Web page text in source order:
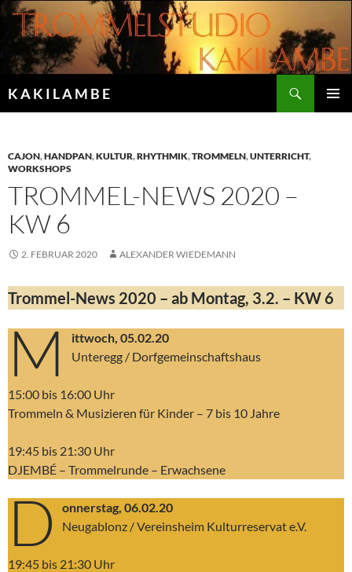
Zum
Inhalt
springen
K A K I L A M B E
CAJON,HANDPAN,KULTUR,RHYTHMIK,TROMMELN,UNTERRICHT,
WORKSHOPS
TROMMEL-NEWS 2020 –
KW 6
2. FEBRUAR 2020 ALEXANDER WIEDEMANN
Trommel-News 2020 – ab Montag, 3.2. – KW 6
M ittwoch, 05.02.20
Unteregg / Dorfgemeinschaftshaus
15:00 bis 16:00 Uhr
Trommeln & Musizieren für Kinder – 7 bis 10 Jahre
19:45 bis 21:30 Uhr
DJEMBÉ – Trommelrunde – Erwachsene
D onnerstag, 06.02.20
Neugablonz / Vereinsheim Kulturreservat e.V.
19:45 bis 21:30 Uhr